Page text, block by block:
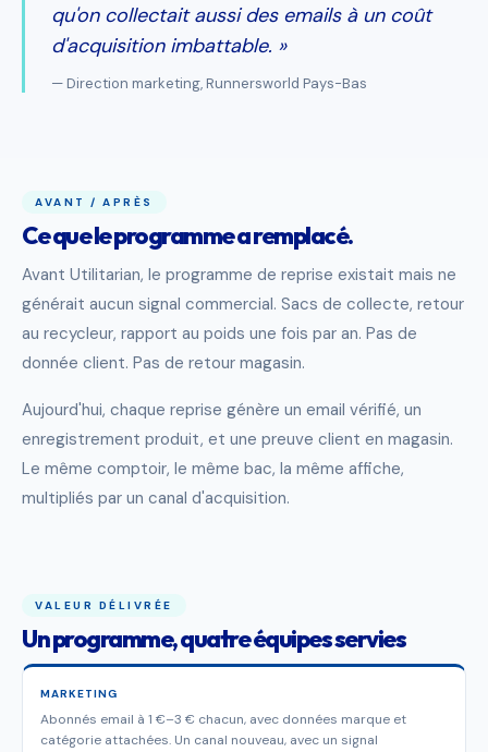
qu'on collectait aussi des emails à un coût
d'acquisition imbattable. »
— Direction marketing, Runnersworld Pays-Bas
AVANT / APRÈS
Ce que le programme a remplacé.
Avant Utilitarian, le programme de reprise existait mais ne
générait aucun signal commercial. Sacs de collecte, retour
au recycleur, rapport au poids une fois par an. Pas de
donnée client. Pas de retour magasin.
Aujourd'hui, chaque reprise génère un email vérifié, un
enregistrement produit, et une preuve client en magasin.
Le même comptoir, le même bac, la même affiche,
multipliés par un canal d'acquisition.
VALEUR DÉLIVRÉE
Un programme, quatre équipes servies
MARKETING
Abonnés email à 1 €–3 € chacun, avec données marque et
catégorie attachées. Un canal nouveau, avec un signal